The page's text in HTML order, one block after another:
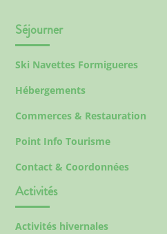
Séjourner
Ski Navettes Formigueres
Hébergements
Commerces & Restauration
Point Info Tourisme
Contact & Coordonnées
Activités
Activités hivernales